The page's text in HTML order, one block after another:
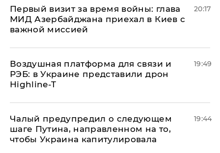
Первый визит за время войны: глава
МИД Азербайджана приехал в Киев с
важной миссией
20:17
Воздушная платформа для связи и
РЭБ: в Украине представили дрон
Highline-T
19:49
Чалый предупредил о следующем
шаге Путина, направленном на то,
чтобы Украина капитулировала
19:44